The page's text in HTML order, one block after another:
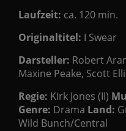
Laufzeit: ca. 120 min.
Originaltitel: I Swear
Darsteller: Robert
Maxine Peake, Scott
Regie: Kirk Jones (II)
Genre: Drama Land:
Wild Bunch/Central